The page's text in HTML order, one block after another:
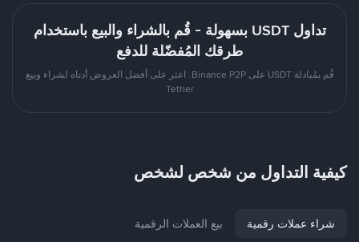
تداول USDT بسهولة - قُم بالشراء والبيع باستخدام
طرقك المُفضّلة للدفع
قُم بمُبادلة USDT على Binance P2P. اعثر على أفضل العروض أدناه لشراء وبيع
Tether
كيفية التداول من شخص لشخص
شراء عملات رقمية بيع العملات الرقمية